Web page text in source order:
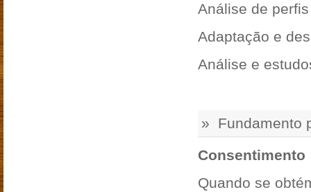
Análise de
Adaptação e
Análise e
» Fundamento
Consentimento
Quando se